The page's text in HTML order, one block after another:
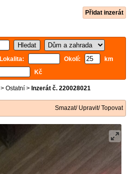
Přidat inzerát
Lokalita:
Okolí:
km
Kč
> Ostatní > Inzerát č. 220028021
Smazat/ Upravit/ Topovat